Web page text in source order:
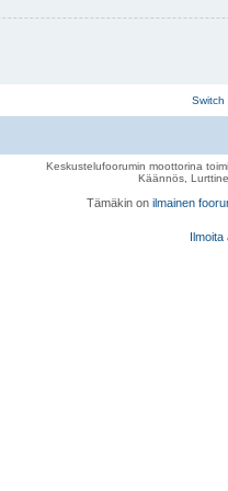
Switch
Keskustelufoorumin moottorina
Käännös,
Tämäkin on ilmainen
Ilmoita